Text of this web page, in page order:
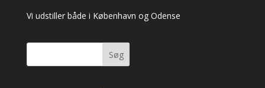
Vi udstiller både i København og Odense
Søg